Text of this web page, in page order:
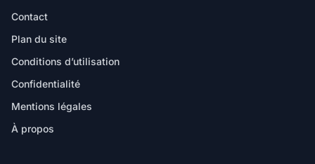
Contact
Plan du site
Conditions d’utilisation
Confidentialité
Mentions légales
À propos